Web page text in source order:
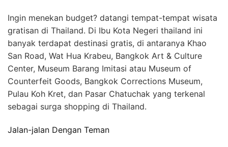
Ingin menekan budget? datangi tempat-tempat wisata
gratisan di Thailand. Di Ibu Kota Negeri thailand ini
banyak terdapat destinasi gratis, di antaranya Khao
San Road, Wat Hua Krabeu, Bangkok Art & Culture
Center, Museum Barang Imitasi atau Museum of
Counterfeit Goods, Bangkok Corrections Museum,
Pulau Koh Kret, dan Pasar Chatuchak yang terkenal
sebagai surga shopping di Thailand.
Jalan-jalan Dengan Teman